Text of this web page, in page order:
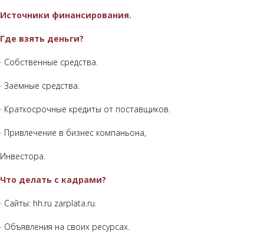
Источники финансирования.
Где взять деньги?
· Собственные средства.
· Заёмные средства.
· Краткосрочные кредиты от поставщиков.
· Привлечение в бизнес компаньона,
Инвестора.
Что делать с кадрами?
· Сайты: hh.ru zarplata.ru.
· Объявления на своих ресурсах.